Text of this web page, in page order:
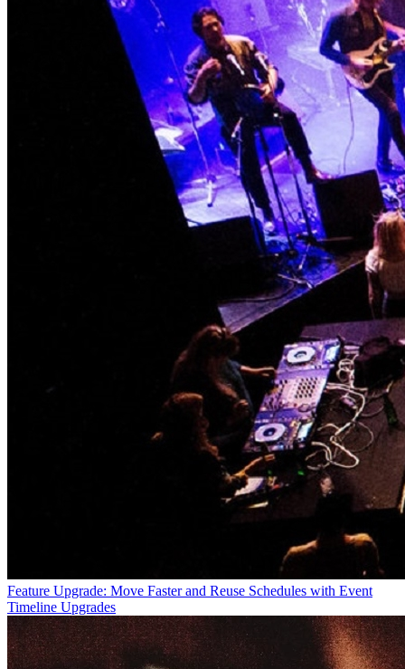
Feature Upgrade: Move Faster and Reuse Schedules with Event
Timeline Upgrades